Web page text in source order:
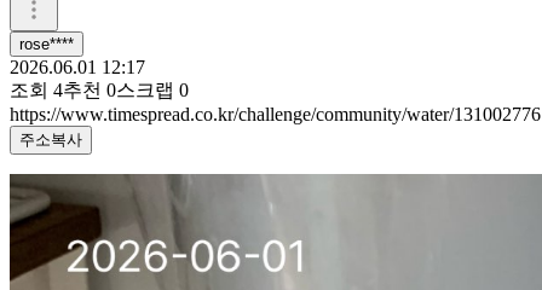
rose****
2026.06.01 12:17
조회 4추천 0스크랩 0
https://www.timespread.co.kr/challenge/community/water/131002776
주소복사